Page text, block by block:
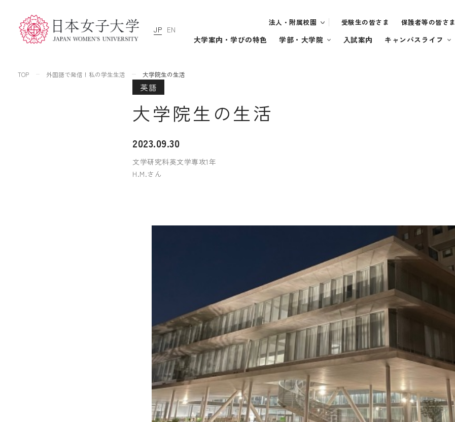
JP EN
法人・附属校園 受験生の皆さま 保護者等の皆さま
大学案内・学びの特色 学部・大学院 入試案内 キャンパスライフ
TOP 外国語で発信！私の学生生活 大学院生の生活
英語
大学院生の生活
2023.09.30
文学研究科英文学専攻1年
H.M.さん